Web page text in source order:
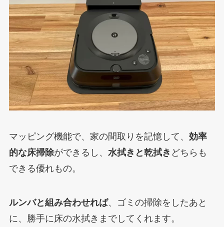
マッピング機能で、家の間取りを記憶して、 効率
的な床掃除ができるし、 水拭きと乾拭き どちらも
できる優れもの。
ルンバと組み合わせれば、ゴミの掃除をしたあと
に、勝手に床の水拭きまでしてくれます。